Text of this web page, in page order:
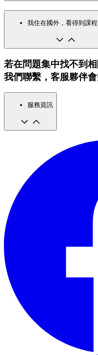
我住在國外，看得到課
若在問題集中找不到
我們聯繫，客服夥伴會
服務資訊